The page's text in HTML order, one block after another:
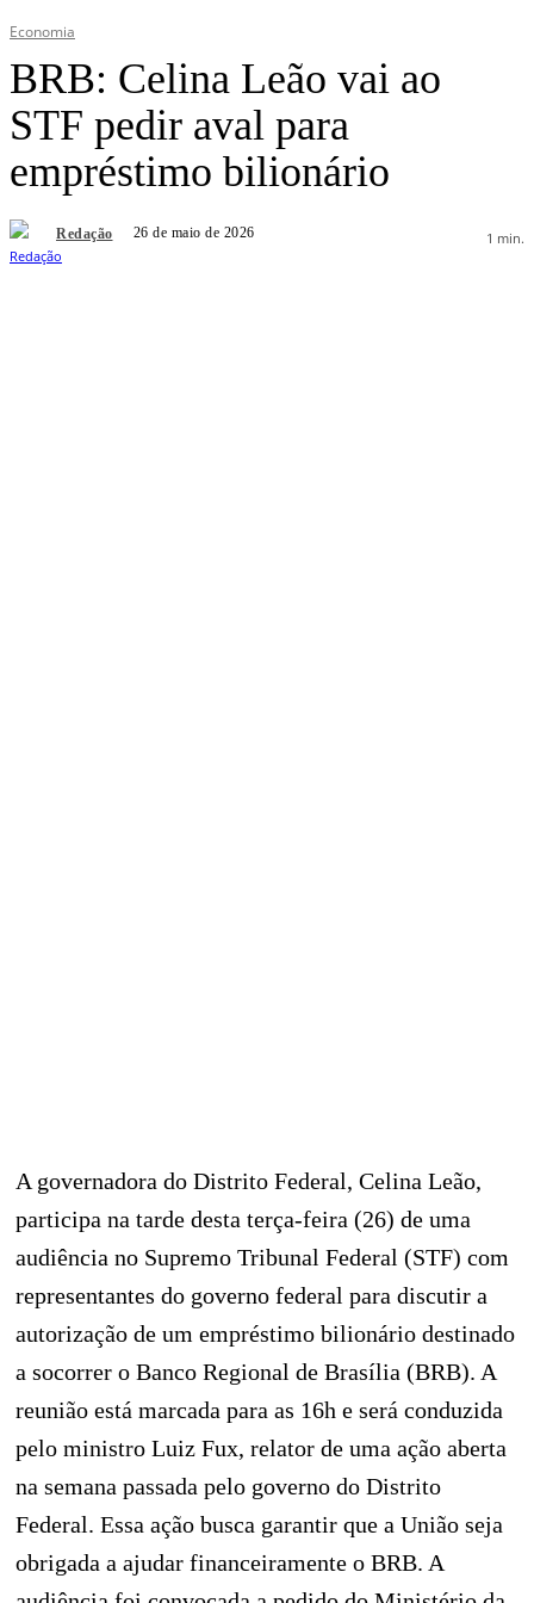
Economia
BRB: Celina Leão vai ao
STF pedir aval para
empréstimo bilionário
Redação 26 de maio de 2026 1 min.
A governadora do Distrito Federal, Celina Leão,
participa na tarde desta terça-feira (26) de uma
audiência no Supremo Tribunal Federal (STF) com
representantes do governo federal para discutir a
autorização de um empréstimo bilionário destinado
a socorrer o Banco Regional de Brasília (BRB). A
reunião está marcada para as 16h e será conduzida
pelo ministro Luiz Fux, relator de uma ação aberta
na semana passada pelo governo do Distrito
Federal. Essa ação busca garantir que a União seja
obrigada a ajudar financeiramente o BRB. A